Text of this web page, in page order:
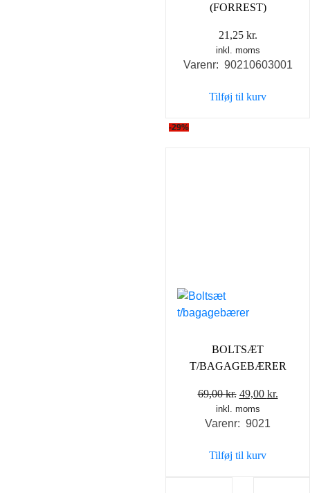
(FORREST)
21,25 kr.
inkl. moms
Varenr: 90210603001
Tilføj til kurv
-29%
BOLTSÆT
T/BAGAGEBÆRER
69,00kr. Den
oprindelige
pris
69,00 kr..
49,00 kr.
inkl. moms
Varenr: 9021
Tilføj til kurv